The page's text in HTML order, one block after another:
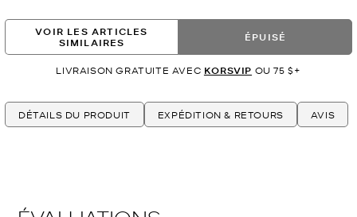
VOIR LES ARTICLES
SIMILAIRES
ÉPUISÉ
LIVRAISON GRATUITE AVEC KORSVIP OU 75 $+
DÉTAILS DU PRODUIT EXPÉDITION & RETOURS AVIS